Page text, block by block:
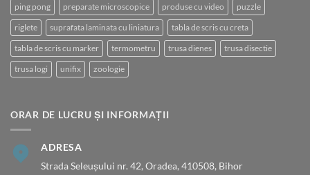
ping pong preparate microscopice produse cu video puzzle
riglete suprafata laminata cu liniatura tabla de scris cu creta
tabla de scris cu marker termometru trusa dienes trusa disectie
trusa logi unifix zoologie
ORAR DE LUCRU ȘI INFORMAȚII
ADRESA
Strada Seleușului nr. 42, Oradea, 410508, Bihor